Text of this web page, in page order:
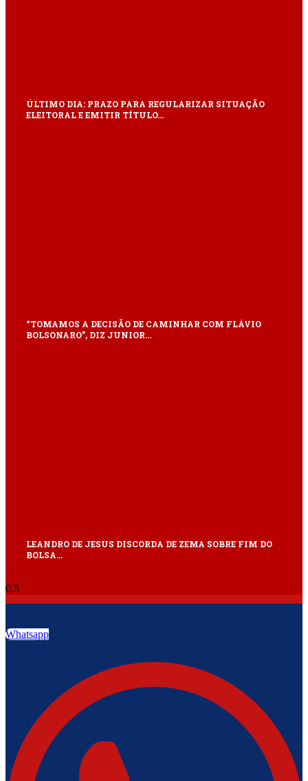
ÚLTIMO DIA: PRAZO PARA REGULARIZAR SITUAÇÃO
ELEITORAL E EMITIR TÍTULO…
“TOMAMOS A DECISÃO DE CAMINHAR COM FLÁVIO
BOLSONARO”, DIZ JUNIOR…
LEANDRO DE JESUS DISCORDA DE ZEMA SOBRE FIM DO
BOLSA…
Whatsapp